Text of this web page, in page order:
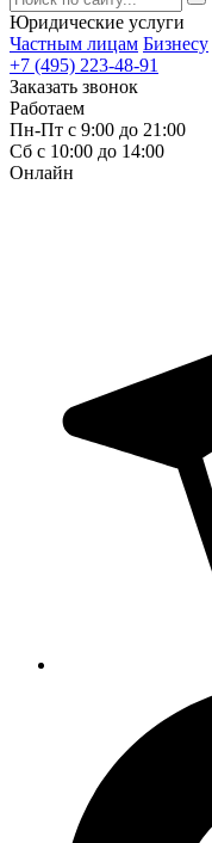
Юридические услуги
Частным лицам Бизнесу
+7 (495) 223-48-91
Заказать звонок
Работаем
Пн-Пт с 9:00 до 21:00
Сб с 10:00 до 14:00
Онлайн